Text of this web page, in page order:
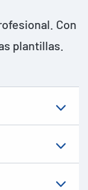
Con
plantillas.